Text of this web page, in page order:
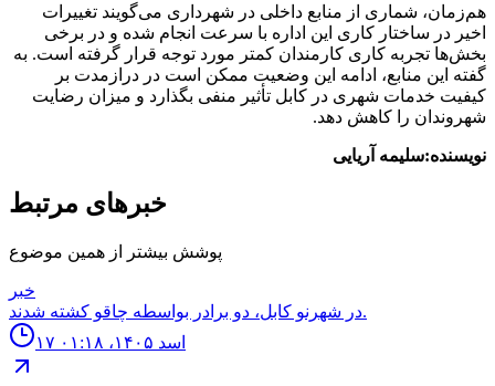
هم‌زمان، شماری از منابع داخلی در شهرداری می‌گویند تغییرات
اخیر در ساختار کاری این اداره با سرعت انجام شده و در برخی
بخش‌ها تجربه کاری کارمندان کمتر مورد توجه قرار گرفته است. به
گفته این منابع، ادامه این وضعیت ممکن است در درازمدت بر
کیفیت خدمات شهری در کابل تأثیر منفی بگذارد و میزان رضایت
شهروندان را کاهش دهد.
نویسنده:سلیمه آریایی
خبرهای مرتبط
پوشش بیشتر از همین موضوع
خبر
در شهرنو کابل، دو برادر بواسطه چاقو کشته شدند.
۱۷ اسد ۱۴۰۵، ۰۱:۱۸